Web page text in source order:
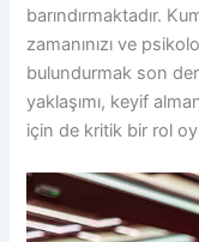
barındırmaktadır.
zamanınızı ve
bulundurmak son
yaklaşımı, keyif
için de kritik bir rol